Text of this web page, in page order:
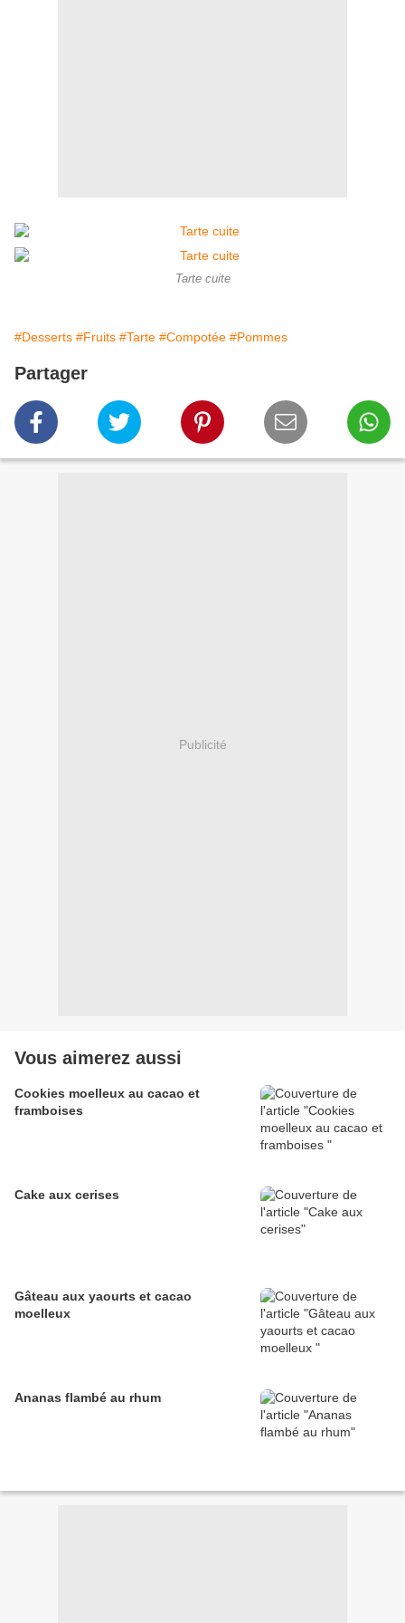
Tarte cuite
#Desserts #Fruits #Tarte #Compotée #Pommes
Partager
Publicité
Vous aimerez aussi
Cookies moelleux au cacao et
framboises
Cake aux cerises
Gâteau aux yaourts et cacao
moelleux
Ananas flambé au rhum